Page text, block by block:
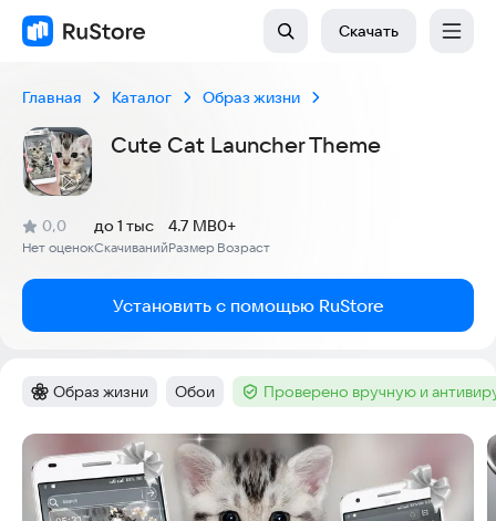
Скачать
Главная Каталог Образ жизни
Cute Cat Launcher Theme
Рейтинг:
0,0
(
Нет оценок
)
Скачиваний
до 1 тыс
Размер
4.7 MB
Возраст
0+
Установить с помощью RuStore
Категория:
Образ жизни Тег:
Обои Тег :Проверено вручную и
Скриншоты